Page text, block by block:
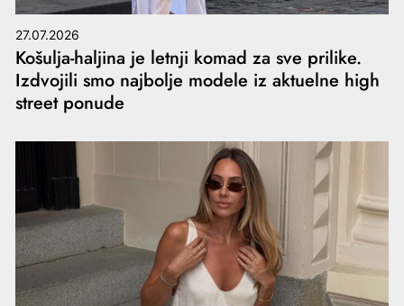
27.07.2026
Košulja-haljina je letnji komad za sve prilike.
Izdvojili smo najbolje modele iz aktuelne high
street ponude